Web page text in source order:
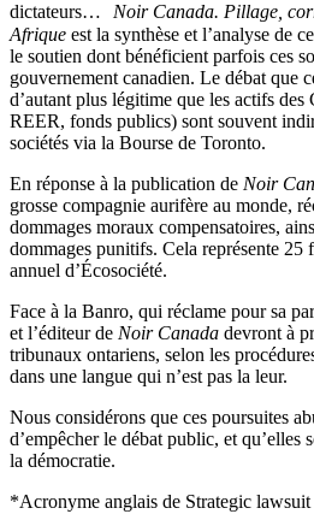
dictateurs… Noir Canada. Pillage,
Afrique est la synthèse et l’analyse de
le soutien dont bénéficient parfois ces
gouvernement canadien. Le débat que
d’autant plus légitime que les actifs des
REER, fonds publics) sont souvent
sociétés via la Bourse de Toronto.
En réponse à la publication de Noir
grosse compagnie aurifère au monde,
dommages moraux compensatoires,
dommages punitifs. Cela représente 25
annuel d’Écosociété.
Face à la Banro, qui réclame pour sa
et l’éditeur de Noir Canada devront à
tribunaux ontariens, selon les
dans une langue qui n’est pas la leur.
Nous considérons que ces poursuites
d’empêcher le débat public, et qu’elles
la démocratie.
*Acronyme anglais de Strategic